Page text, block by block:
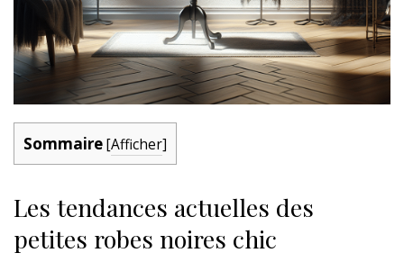
Sommaire[Afficher]
Les tendances actuelles des
petites robes noires chic